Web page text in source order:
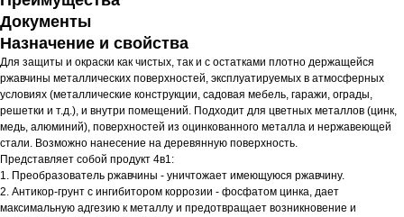
Документы
Назначение и свойства
Для защиты и окраски как чистых, так и с остатками плотно держащейся
ржавчины металлических поверхностей, эксплуатируемых в атмосферных
условиях (металлические конструкции, садовая мебель, гаражи, ограды,
решетки и т.д.), и внутри помещений. Подходит для цветных металлов (цинк,
медь, алюминий), поверхностей из оцинкованного металла и нержавеющей
стали. Возможно нанесение на деревянную поверхность.
Представляет собой продукт 4в1:
1. Преобразователь ржавчины - уничтожает имеющуюся ржавчину.
2. Антикор-грунт с ингибитором коррозии - фосфатом цинка, дает
максимальную адгезию к металлу и предотвращает возникновение и